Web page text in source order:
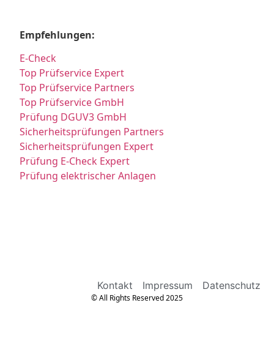
Empfehlungen:
E-Check
Top Prüfservice Expert
Top Prüfservice Partners
Top Prüfservice GmbH
Prüfung DGUV3 GmbH
Sicherheitsprüfungen Partners
Sicherheitsprüfungen Expert
Prüfung E-Check Expert
Prüfung elektrischer Anlagen
Kontakt Impressum Datenschutz
© All Rights Reserved 2025